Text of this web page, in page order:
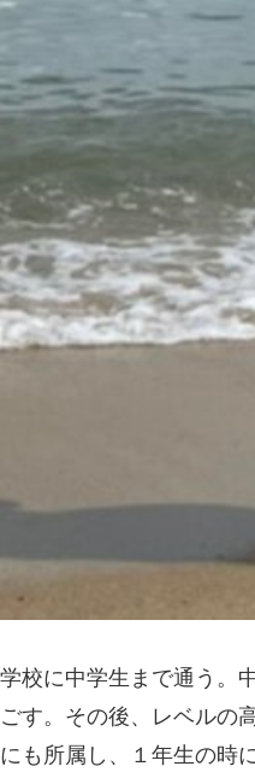
校に中学生まで通う。
す。その後、レベルの
も所属し、１年生の時